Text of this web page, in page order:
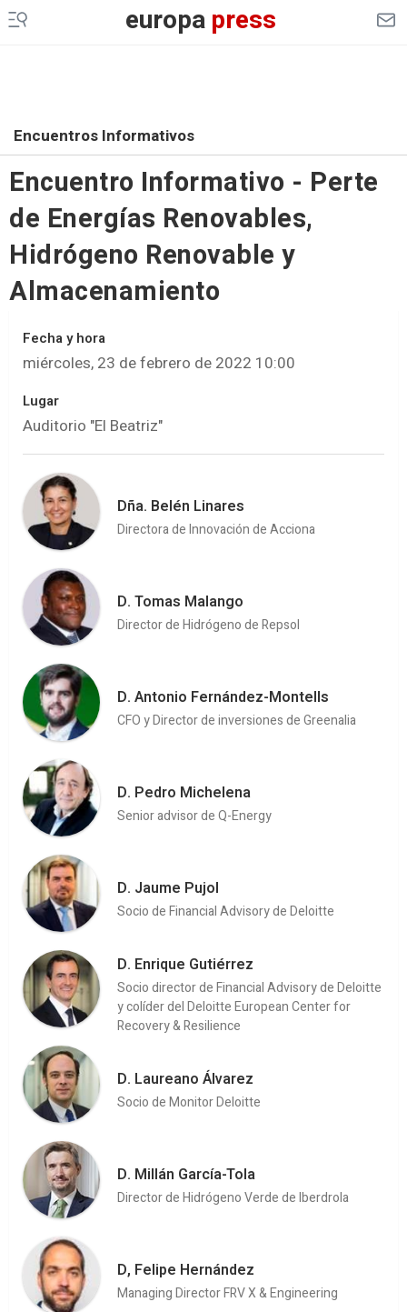
europapress
Encuentros Informativos
Encuentro Informativo - Perte
de Energías Renovables,
Hidrógeno Renovable y
Almacenamiento
Fecha y hora
miércoles, 23 de febrero de 2022 10:00
Lugar
Auditorio "El Beatriz"
Dña. Belén Linares
Directora de Innovación de Acciona
D. Tomas Malango
Director de Hidrógeno de Repsol
D. Antonio Fernández-Montells
CFO y Director de inversiones de Greenalia
D. Pedro Michelena
Senior advisor de Q-Energy
D. Jaume Pujol
Socio de Financial Advisory de Deloitte
D. Enrique Gutiérrez
Socio director de Financial Advisory de Deloitte
y colíder del Deloitte European Center for
Recovery & Resilience
D. Laureano Álvarez
Socio de Monitor Deloitte
D. Millán García-Tola
Director de Hidrógeno Verde de Iberdrola
D, Felipe Hernández
Managing Director FRV X & Engineering